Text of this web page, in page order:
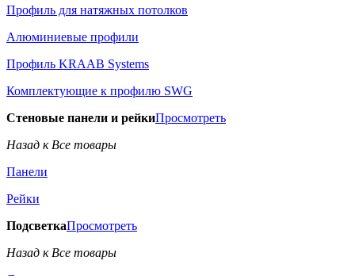
Профиль для натяжных потолков
Алюминиевые профили
Профиль KRAAB Systems
Комплектующие к профилю SWG
Стеновые панели и рейкиПросмотреть
Назад к Все товары
Панели
Рейки
ПодсветкаПросмотреть
Назад к Все товары